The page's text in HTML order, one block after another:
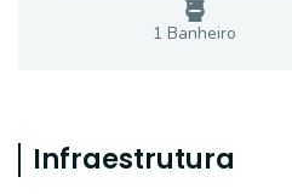
1 Banheiro
Infraestrutura